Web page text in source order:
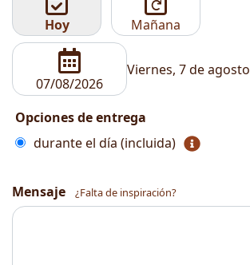
Hoy Mañana
Viernes, 7 de agosto
Opciones de entrega
durante el día (incluida)
Mensaje ¿Falta de inspiración?